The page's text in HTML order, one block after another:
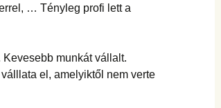
… Tényleg profi lett a
munkát vállalt.
el, amelyiktől nem verte